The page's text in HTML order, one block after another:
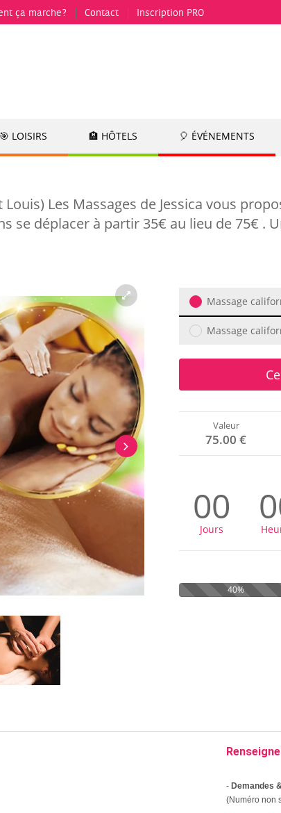
ça marche? Contact Inscription PRO
🎯 LOISIRS 🏨 HÔTELS 🎈 ÉVÉNEMENTS
Les Massages de Jessica vous
se déplacer à partir 35€ au lieu de 75€ .
Massage
Massage
Valeur
75.00 €
00
Jours
40%
-Demandes
(Numéro non